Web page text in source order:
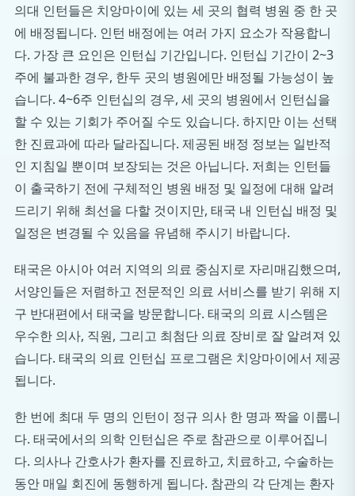
의대 인턴들은 치앙마이에 있는 세 곳의 협력 병원 중 한 곳
에 배정됩니다. 인턴 배정에는 여러 가지 요소가 작용합니
다. 가장 큰 요인은 인턴십 기간입니다. 인턴십 기간이 2~3
주에 불과한 경우, 한두 곳의 병원에만 배정될 가능성이 높
습니다. 4~6주 인턴십의 경우, 세 곳의 병원에서 인턴십을
할 수 있는 기회가 주어질 수도 있습니다. 하지만 이는 선택
한 진료과에 따라 달라집니다. 제공된 배정 정보는 일반적
인 지침일 뿐이며 보장되는 것은 아닙니다. 저희는 인턴들
이 출국하기 전에 구체적인 병원 배정 및 일정에 대해 알려
드리기 위해 최선을 다할 것이지만, 태국 내 인턴십 배정 및
일정은 변경될 수 있음을 유념해 주시기 바랍니다.
태국은 아시아 여러 지역의 의료 중심지로 자리매김했으며,
서양인들은 저렴하고 전문적인 의료 서비스를 받기 위해 지
구 반대편에서 태국을 방문합니다. 태국의 의료 시스템은
우수한 의사, 직원, 그리고 최첨단 의료 장비로 잘 알려져 있
습니다. 태국의 의료 인턴십 프로그램은 치앙마이에서 제공
됩니다.
한 번에 최대 두 명의 인턴이 정규 의사 한 명과 짝을 이룹니
다. 태국에서의 의학 인턴십은 주로 참관으로 이루어집니
다. 의사나 간호사가 환자를 진료하고, 치료하고, 수술하는
동안 매일 회진에 동행하게 됩니다. 참관의 각 단계는 환자